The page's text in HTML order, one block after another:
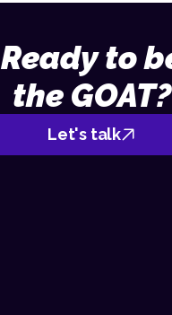
Ready to
the GOAT?
Let's talk